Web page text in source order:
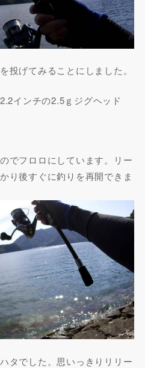
投げてみることにしました。
インチの2.5ｇジグヘッド
でフロロにしています。リー
り後すぐに釣りを再開できま
タでした。思いっきりリリー